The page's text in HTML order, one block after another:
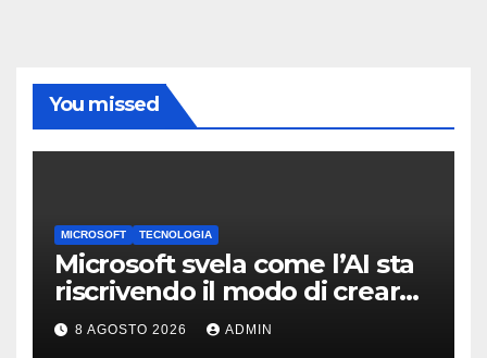
You missed
MICROSOFT TECNOLOGIA
Microsoft svela come l’AI sta
riscrivendo il modo di creare
software
8 AGOSTO 2026 ADMIN